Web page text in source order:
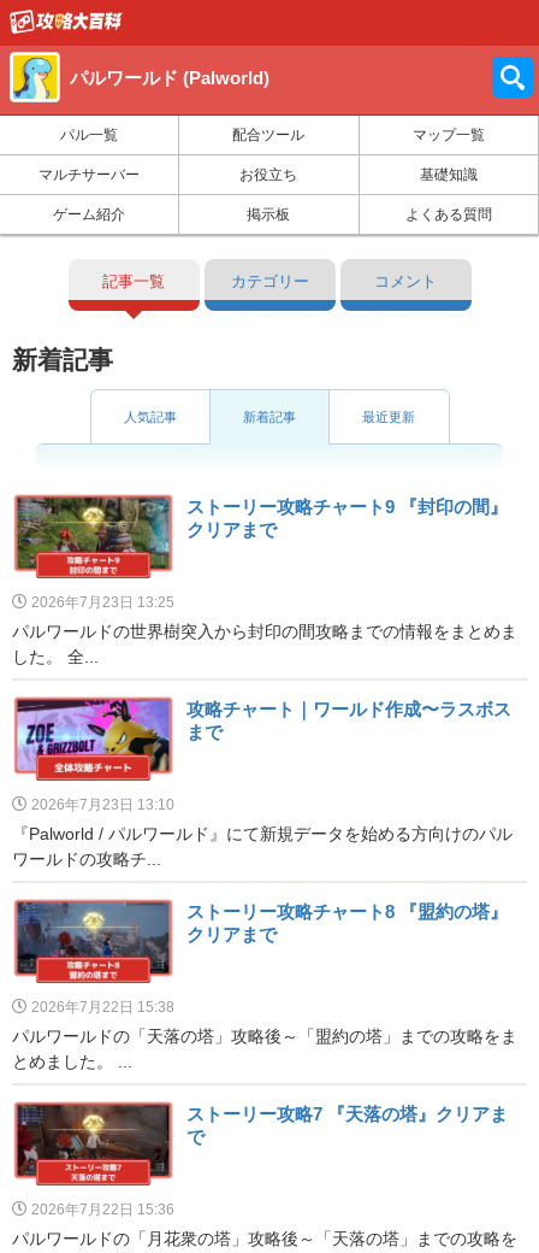
パルワールド (Palworld)
パル一覧 配合ツール マップ一覧
マルチサーバー お役立ち 基礎知識
ゲーム紹介 掲示板 よくある質問
記事一覧 カテゴリー コメント
新着記事
人気記事 新着記事 最近更新
ストーリー攻略チャート9 『封印の間』
クリアまで
2026年7月23日 13:25
パルワールドの世界樹突入から封印の間攻略までの情報をまとめま
した。 全...
攻略チャート｜ワールド作成〜ラスボス
まで
2026年7月23日 13:10
『Palworld / パルワールド』にて新規データを始める方向けのパル
ワールドの攻略チ...
ストーリー攻略チャート8 『盟約の塔』
クリアまで
2026年7月22日 15:38
パルワールドの「天落の塔」攻略後～「盟約の塔」までの攻略をま
とめました。 ...
ストーリー攻略7 『天落の塔』クリアま
で
2026年7月22日 15:36
パルワールドの「月花衆の塔」攻略後～「天落の塔」までの攻略を